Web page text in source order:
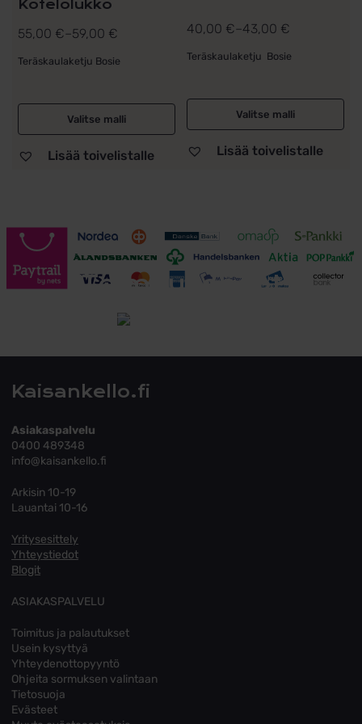
Kotelolukko
55,00 €–59,00 €
Hintaluokka:
55,00 €
59,00 €
Teräskaulaketju Bosie
Valitse malli
Lisää toivelistalle
40,00 €–43,00 €
Hintaluokka:
40,00 €
43,00 €
Teräskaulaketju Bosie
Valitse malli
Lisää toivelistalle
Toimitusehdot
Kaisankello.fi
Asiakaspalvelu
0400 489348
info@kaisankello.fi
Arkisin 10-19
Lauantai 10-16
Yritysesittely
Yhteystiedot
Blogit
ASIAKASPALVELU
Toimitus ja palautukset
Usein kysyttyä
Yhteydenottopyyntö
Ohjeita sormuksen valintaan
Tietosuoja
Evästeet